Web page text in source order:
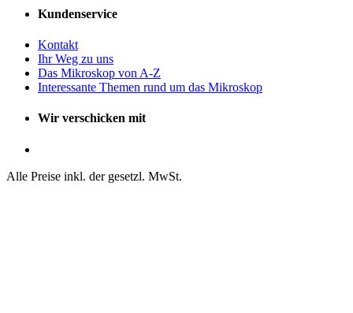
Kundenservice
Kontakt
Ihr Weg zu uns
Das Mikroskop von A-Z
Interessante Themen rund um das Mikroskop
Wir verschicken mit
Alle Preise inkl. der gesetzl. MwSt.